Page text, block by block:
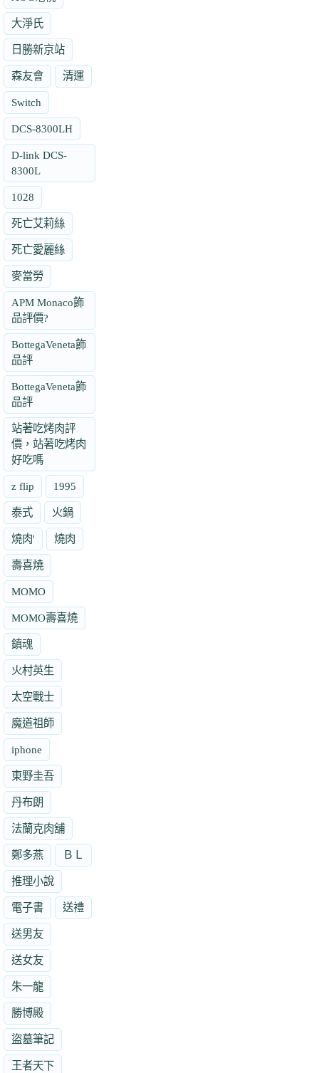
大淨氏
日勝新京站
森友會 清運
Switch
DCS-8300LH
D-link DCS-
8300L
1028
死亡艾莉絲
死亡愛麗絲
麥當勞
APM Monaco飾
品評價?
BottegaVeneta飾
品評
BottegaVeneta飾
品評
站著吃烤肉評
價，站著吃烤肉
好吃嗎
z flip 1995
泰式 火鍋
燒肉' 燒肉
壽喜燒
MOMO
MOMO壽喜燒
鎮魂
火村英生
太空戰士
魔道祖師
iphone
東野圭吾
丹布朗
法蘭克肉舖
鄭多燕 ＢＬ
推理小說
電子書 送禮
送男友
送女友
朱一龍
勝博殿
盜墓筆記
王者天下